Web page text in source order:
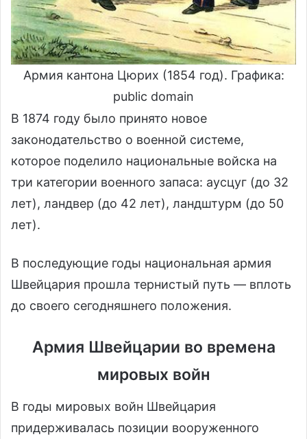
Армия кантона Цюрих (1854 год). Графика:
public domain
В 1874 году было принято новое
законодательство о военной системе,
которое поделило национальные войска на
три категории военного запаса: аусцуг (до 32
лет), ландвер (до 42 лет), ландштурм (до 50
лет).
В последующие годы национальная армия
Швейцария прошла тернистый путь — вплоть
до своего сегодняшнего положения.
Армия Швейцарии во времена
мировых войн
В годы мировых войн Швейцария
придерживалась позиции вооруженного